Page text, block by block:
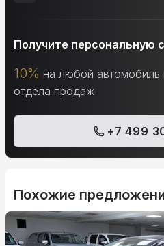
Получите персональную
10% на любой
отдела продаж
+7 499
Похожие